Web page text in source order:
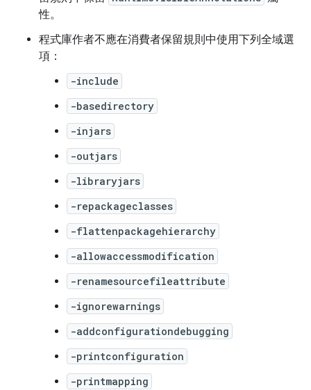
性。
程式庫作者不應在消費者保留規則中使用下列全域選
項：
-include
-basedirectory
-injars
-outjars
-libraryjars
-repackageclasses
-flattenpackagehierarchy
-allowaccessmodification
-renamesourcefileattribute
-ignorewarnings
-addconfigurationdebugging
-printconfiguration
-printmapping